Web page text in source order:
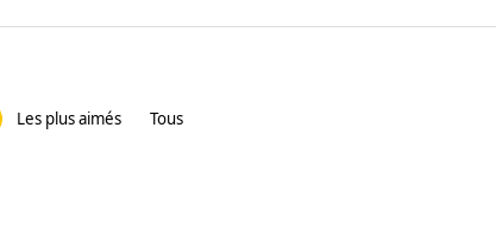
Les plus aimés Tous